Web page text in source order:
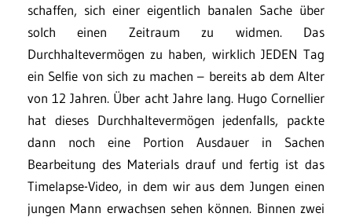
schaffen, sich einer eigentlich banalen Sache über
solch einen Zeitraum zu widmen. Das
Durchhaltevermögen zu haben, wirklich JEDEN Tag
ein Selfie von sich zu machen – bereits ab dem Alter
von 12 Jahren. Über acht Jahre lang. Hugo Cornellier
hat dieses Durchhaltevermögen jedenfalls, packte
dann noch eine Portion Ausdauer in Sachen
Bearbeitung des Materials drauf und fertig ist das
Timelapse-Video, in dem wir aus dem Jungen einen
jungen Mann erwachsen sehen können. Binnen zwei